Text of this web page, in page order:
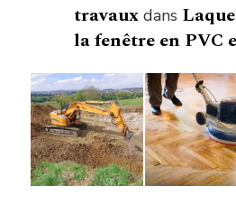
travaux dans
la fenêtre en PVC